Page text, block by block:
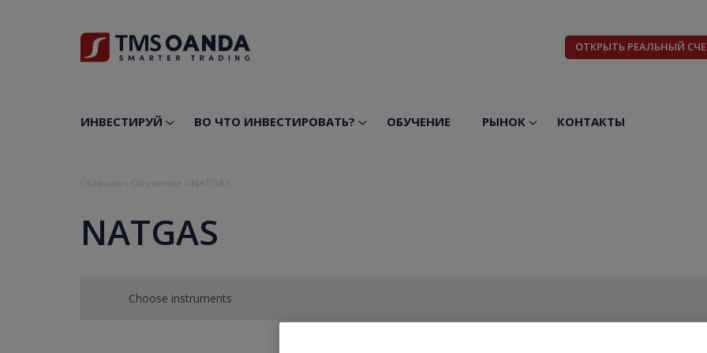
ОТКРЫТЬ РЕАЛЬНЫЙ
ИНВЕСТИРУЙ ВО ЧТО ИНВЕСТИРОВАТЬ? ОБУЧЕНИЕ РЫНОК КОНТАКТЫ
NATGAS
Choose instruments